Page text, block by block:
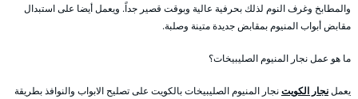
والمطابخ وغرف النوم لذلك بحرفية عالية وبوقت قصير جداً. ويعمل أيضا على استبدال
مقابض أبواب المنيوم بمقابض جديدة متينة وصلبة.
ما هو عمل نجار المنيوم الصليبيخات؟
يعملنجار الكويتنجار المنيوم الصليبيخات بالكويت على تصليح الابواب والنوافذ بطريقة